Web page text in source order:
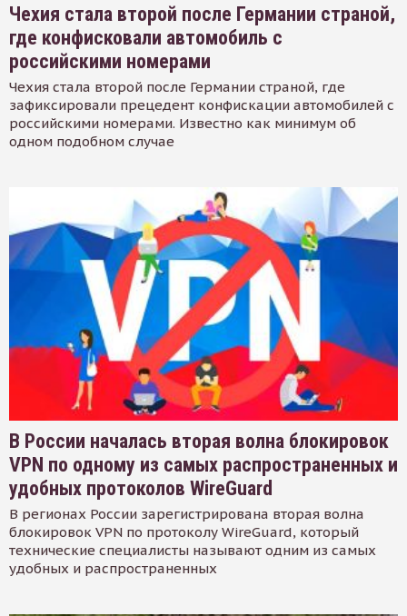
Чехия стала второй после Германии страной,
где конфисковали автомобиль с
российскими номерами
Чехия стала второй после Германии страной, где
зафиксировали прецедент конфискации автомобилей с
российскими номерами. Известно как минимум об
одном подобном случае
В России началась вторая волна блокировок
VPN по одному из самых распространенных и
удобных протоколов WireGuard
В регионах России зарегистрирована вторая волна
блокировок VPN по протоколу WireGuard, который
технические специалисты называют одним из самых
удобных и распространенных